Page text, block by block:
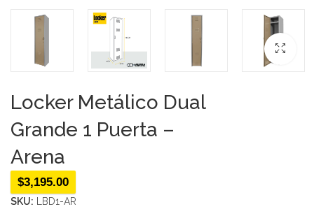
Locker Metálico Dual
Grande 1 Puerta –
Arena
$3,195.00
SKU: LBD1-AR